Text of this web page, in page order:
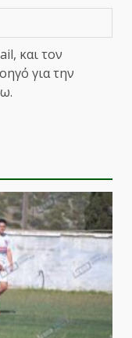
και τον
για την